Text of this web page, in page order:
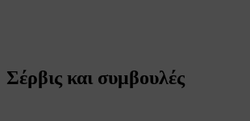
Σέρβις και συμβουλές